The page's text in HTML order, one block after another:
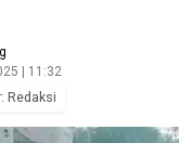
| 11:32
Redaksi